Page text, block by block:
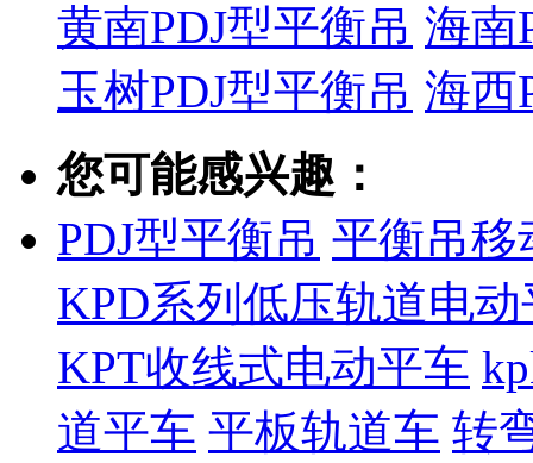
黄南PDJ型平衡吊 海南
玉树PDJ型平衡吊 海西
您可能感兴趣：
PDJ型平衡吊 平衡吊移
KPD系列低压轨道电
KPT收线式电动平车
道平车 平板轨道车 转